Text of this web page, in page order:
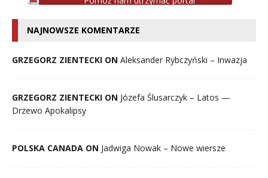
NAJNOWSZE KOMENTARZE
GRZEGORZ ZIENTECKI ON Aleksander Rybczyński – Inwazja
GRZEGORZ ZIENTECKI ON Józefa Ślusarczyk – Latos —
Drzewo Apokalipsy
POLSKA CANADA ON Jadwiga Nowak – Nowe wiersze